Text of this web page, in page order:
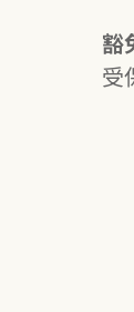
豁
受